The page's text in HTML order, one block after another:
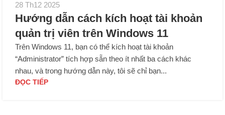
28 Th12 2025
Hướng dẫn cách kích hoạt tài khoản
quản trị viên trên Windows 11
Trên Windows 11, bạn có thể kích hoạt tài khoản
“Administrator” tích hợp sẵn theo ít nhất ba cách khác
nhau, và trong hướng dẫn này, tôi sẽ chỉ bạn...
ĐỌC TIẾP